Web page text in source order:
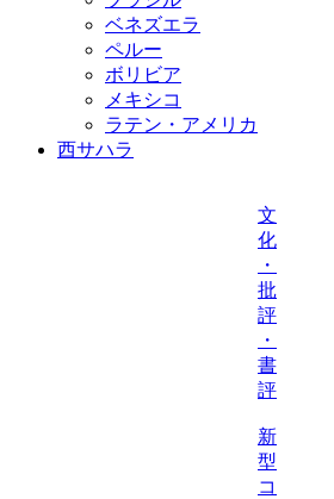
ベネズエラ
ペルー
ボリビア
メキシコ
ラテン・アメリカ
西サハラ
文
化
・
批
評
・
書
評
新
型
コ